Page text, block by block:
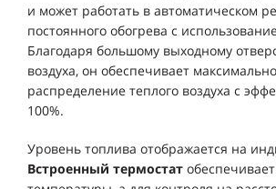
и может работать в автоматическом
постоянного обогрева с
Благодаря большому выходному
воздуха, он обеспечивает
распределение теплого воздуха с
100%.
Уровень топлива отображается на
Встроенный термостат